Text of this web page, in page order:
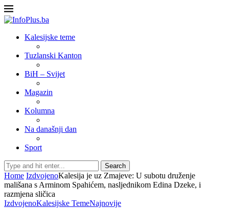
Kalesijske teme
Tuzlanski Kanton
BiH – Svijet
Magazin
Kolumna
Na današnji dan
Sport
Search
Home IzdvojenoKalesija je uz Zmajeve: U subotu druženje
mališana s Arminom Spahićem, nasljednikom Edina Dzeke, i
razmjena sličica
IzdvojenoKalesijske TemeNajnovije